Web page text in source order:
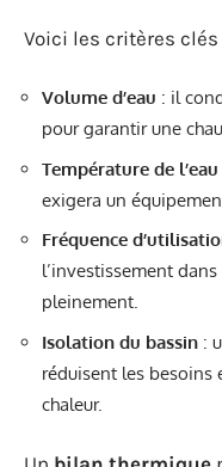
Voici les critères
Volume d’eau : il
pour garantir une
Température de
exigera un
Fréquence
l’investissement
pleinement.
Isolation du bassin :
réduisent les besoins
chaleur.